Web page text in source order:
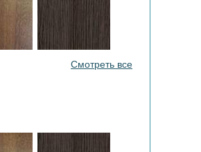
Смотреть все